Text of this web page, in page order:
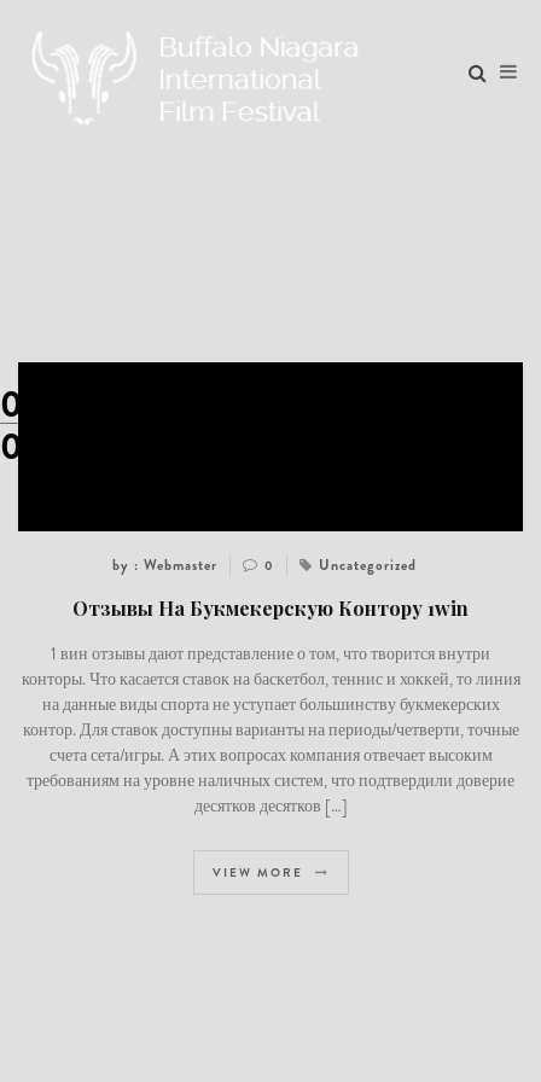
01
01
by : Webmaster 0 Uncategorized
Отзывы На Букмекерскую Контору 1win
1 вин отзывы дают представление о том, что творится внутри
конторы. Что касается ставок на баскетбол, теннис и хоккей, то линия
на данные виды спорта не уступает большинству букмекерских
контор. Для ставок доступны варианты на периоды/четверти, точные
счета сета/игры. А этих вопросах компания отвечает высоким
требованиям на уровне наличных систем, что подтвердили доверие
десятков десятков […]
VIEW MORE